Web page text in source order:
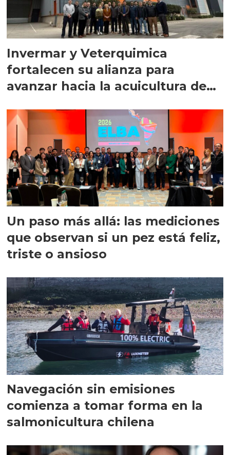
Invermar y Veterquimica
fortalecen su alianza para
avanzar hacia la acuicultura de
Un paso más allá: las mediciones
que observan si un pez está feliz,
triste o ansioso
Navegación sin emisiones
comienza a tomar forma en la
salmonicultura chilena